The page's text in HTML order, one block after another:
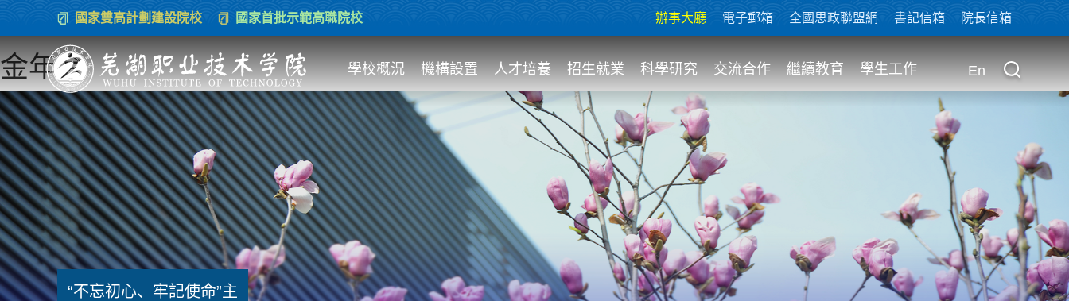
金年会
國家雙高計劃建設院校 國家首批示範高職院校 辦事大廳 電子郵箱 全國思政聯盟網 書記信箱 院長信箱
學校概況 機構設置 人才培養 招生就業 科學研究 交流合作 繼續教育 學生工作 En
“不忘初心、牢記使命”主